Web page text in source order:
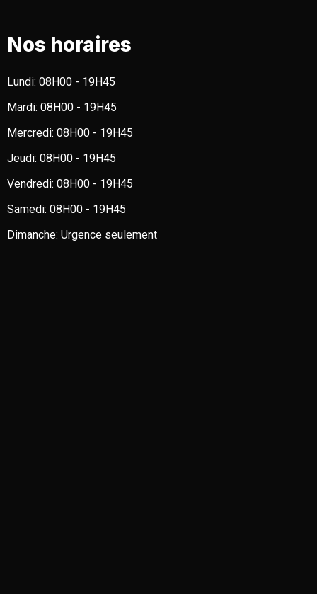
Nos horaires
Lundi: 08H00 - 19H45
Mardi: 08H00 - 19H45
Mercredi: 08H00 - 19H45
Jeudi: 08H00 - 19H45
Vendredi: 08H00 - 19H45
Samedi: 08H00 - 19H45
Dimanche: Urgence seulement